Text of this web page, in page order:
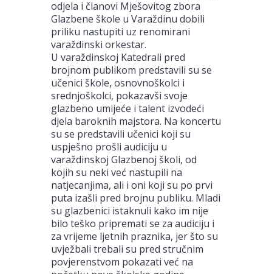
odjela i članovi Mješovitog zbora
Glazbene škole u Varaždinu dobili
priliku nastupiti uz renomirani
varaždinski orkestar.
U varaždinskoj Katedrali pred
brojnom publikom predstavili su se
učenici škole, osnovnoškolci i
srednjoškolci, pokazavši svoje
glazbeno umijeće i talent izvodeći
djela baroknih majstora. Na koncertu
su se predstavili učenici koji su
uspješno prošli audiciju u
varaždinskoj Glazbenoj školi, od
kojih su neki već nastupili na
natjecanjima, ali i oni koji su po prvi
puta izašli pred brojnu publiku. Mladi
su glazbenici istaknuli kako im nije
bilo teško pripremati se za audiciju i
za vrijeme ljetnih praznika, jer što su
uvježbali trebali su pred stručnim
povjerenstvom pokazati već na